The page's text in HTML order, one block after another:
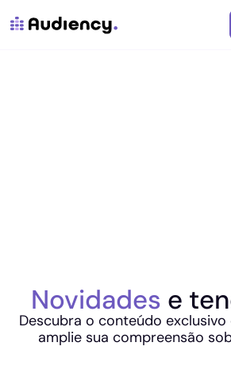
Novidades e
Descubra o conteúdo exclusivo
amplie sua compreensão